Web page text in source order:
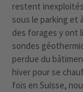
restent
sous le parking et
des forages y ont
sondes
perdue du
hiver pour se
fois en Suisse,